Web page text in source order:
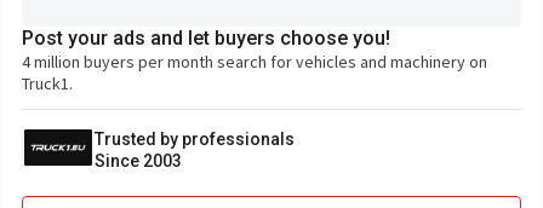
Post your ads and let buyers choose you!
4 million buyers per month search for vehicles and machinery on
Truck1.
Trusted by professionals
Since 2003